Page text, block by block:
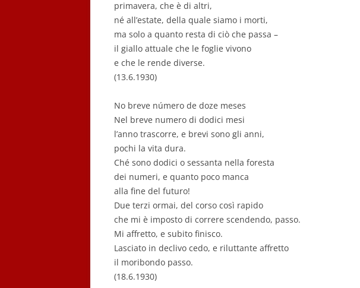
primavera, che è di altri,
né all’estate, della quale siamo i morti,
ma solo a quanto resta di ciò che passa –
il giallo attuale che le foglie vivono
e che le rende diverse.
(13.6.1930)
No breve número de doze meses
Nel breve numero di dodici mesi
l’anno trascorre, e brevi sono gli anni,
pochi la vita dura.
Ché sono dodici o sessanta nella foresta
dei numeri, e quanto poco manca
alla fine del futuro!
Due terzi ormai, del corso così rapido
che mi è imposto di correre scendendo, passo.
Mi affretto, e subito finisco.
Lasciato in declivo cedo, e riluttante affretto
il moribondo passo.
(18.6.1930)